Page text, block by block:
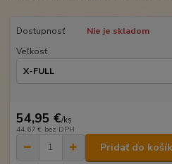
Dostupnosť
Nie je skladom
Veľkosť
54,95 €/ks
44,67 € bez DPH
Pridať do